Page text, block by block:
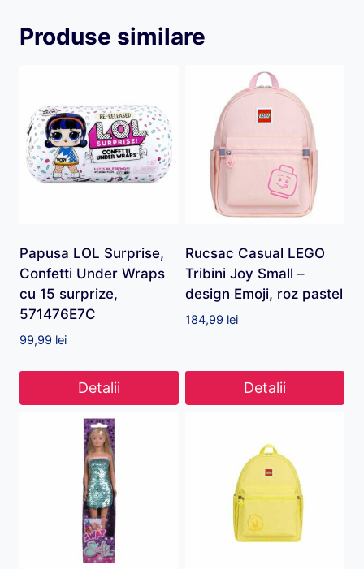
Produse similare
Papusa LOL Surprise,
Confetti Under Wraps
cu 15 surprize,
571476E7C
99,99 lei
Detalii
Rucsac Casual LEGO
Tribini Joy Small –
design Emoji, roz pastel
184,99 lei
Detalii